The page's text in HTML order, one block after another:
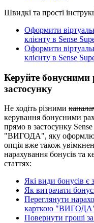
Швидкі та прості інструк
Оформити віртуаль
клієнту в Sense
Оформити віртуаль
клієнту в Sense
Керуйте бонусними
застосунку
Не ходіть різними канала
керування бонусними рах
прямо в застосунку Sense
"ВИГОДА", яку оформл
опція вже також увімкнен
нарахування бонусів та к
статтях:
Які види бонусів є з
Як витрачати бонус
Переглянути нарахо
карткою "ВИГОДА
Повернути гроші за